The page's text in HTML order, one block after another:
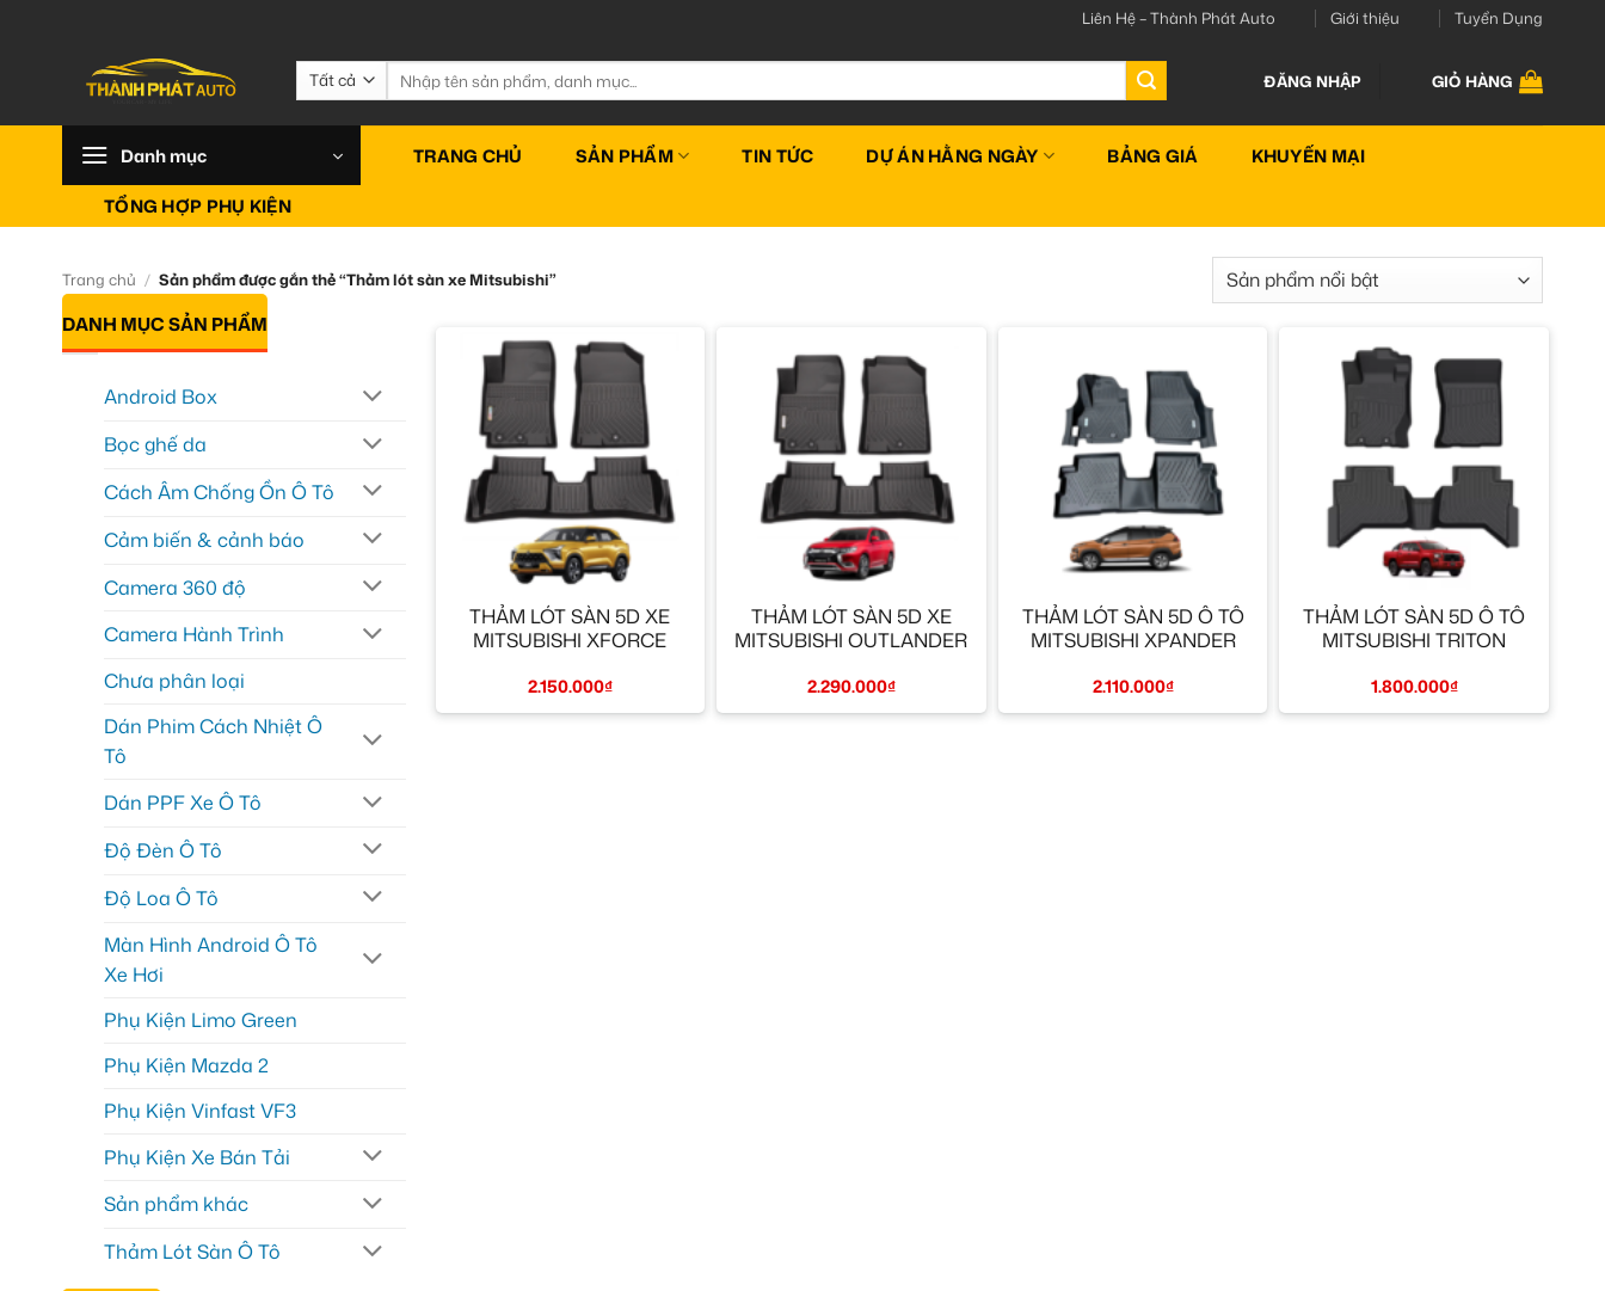
Liên Hệ – Thành Phát Auto Giới thiệu Tuyển Dụng
Tìm
kiếm:
ĐĂNG NHẬP GIỎ HÀNG
Danh mục TRANG CHỦ SẢN PHẨM TIN TỨC DỰ ÁN HẰNG NGÀY BẢNG GIÁ KHUYẾN MẠI
TỔNG HỢP PHỤ KIỆN
Trang chủ / Sản phẩm được gắn thẻ “Thảm lót sàn xe Mitsubishi”
DANH MỤC SẢN PHẨM
Android Box
Bọc ghế da
Cách Âm Chống Ồn Ô Tô
Cảm biến & cảnh báo
Camera 360 độ
Camera Hành Trình
Chưa phân loại
Dán Phim Cách Nhiệt Ô
Tô
Dán PPF Xe Ô Tô
Độ Đèn Ô Tô
Độ Loa Ô Tô
Màn Hình Android Ô Tô
Xe Hơi
Phụ Kiện Limo Green
Phụ Kiện Mazda 2
Phụ Kiện Vinfast VF3
Phụ Kiện Xe Bán Tải
Sản phẩm khác
Thảm Lót Sàn Ô Tô
THẢM LÓT SÀN 5D XE
MITSUBISHI XFORCE
2.150.000₫
THẢM LÓT SÀN 5D XE
MITSUBISHI OUTLANDER
2.290.000₫
THẢM LÓT SÀN 5D Ô TÔ
MITSUBISHI XPANDER
2.110.000₫
THẢM LÓT SÀN 5D Ô TÔ
MITSUBISHI TRITON
1.800.000₫